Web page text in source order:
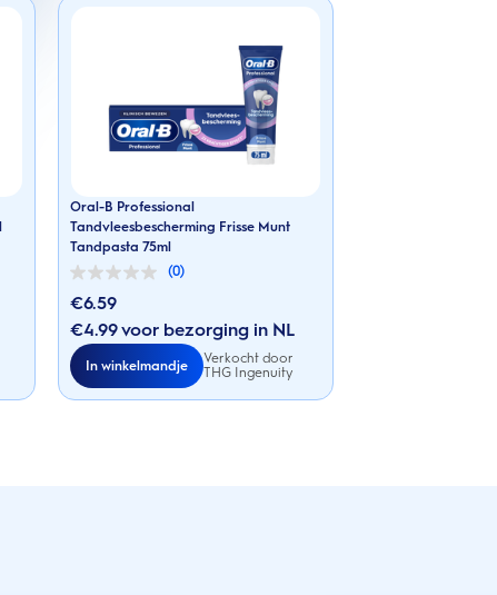
Oral-B Professional
Tandvleesbescherming Frisse Munt
Tandpasta 75ml
(0)
0.0
van
de
5
sterren.
€6.59
€4.99 voor bezorging in NL
In winkelmandje
Verkocht door
THG Ingenuity